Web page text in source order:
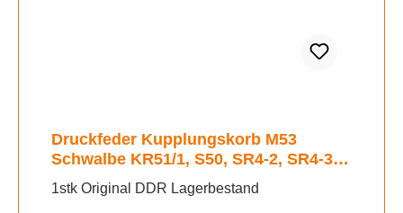
Druckfeder Kupplungskorb M53
Schwalbe KR51/1, S50, SR4-2, SR4-3,
SR4-4
1stk Original DDR Lagerbestand